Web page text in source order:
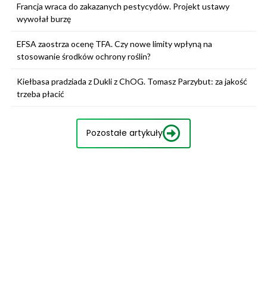
Francja wraca do zakazanych pestycydów. Projekt ustawy
wywołał burzę
EFSA zaostrza ocenę TFA. Czy nowe limity wpłyną na
stosowanie środków ochrony roślin?
Kiełbasa pradziada z Dukli z ChOG. Tomasz Parzybut: za jakość
trzeba płacić
Pozostałe artykuły